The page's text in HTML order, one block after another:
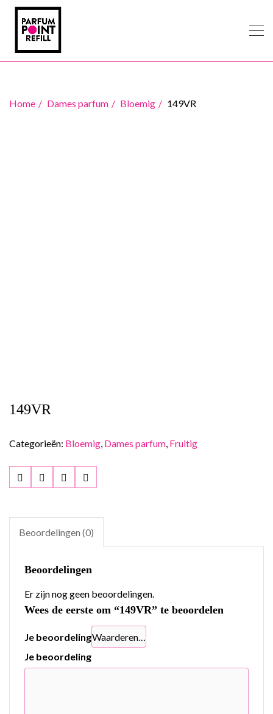
Home Dames parfum Bloemig 149VR
149VR
Categorieën: Bloemig, Dames parfum, Fruitig
Beoordelingen (0)
Beoordelingen
Er zijn nog geen beoordelingen.
Wees de eerste om “149VR” te beoordelen
Je beoordeling
Je beoordeling